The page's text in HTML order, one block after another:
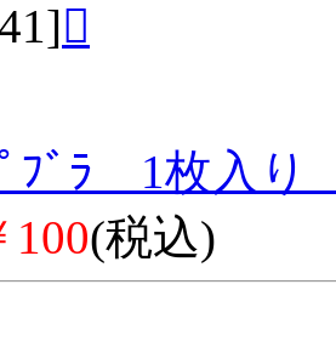

ﾟﾌﾞﾗ 1枚入
100(税込)